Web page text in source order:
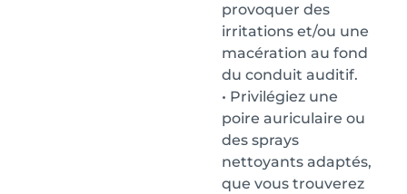
provoquer des
irritations et/ou une
macération au fond
du conduit auditif.
• Privilégiez une
poire auriculaire ou
des sprays
nettoyants adaptés,
que vous trouverez